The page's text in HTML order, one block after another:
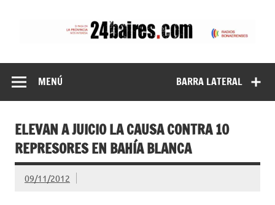
BARRA LATERAL
MENÚ
ELEVAN A JUICIO LA CAUSA CONTRA 10
REPRESORES EN BAHÍA BLANCA
09/11/2012